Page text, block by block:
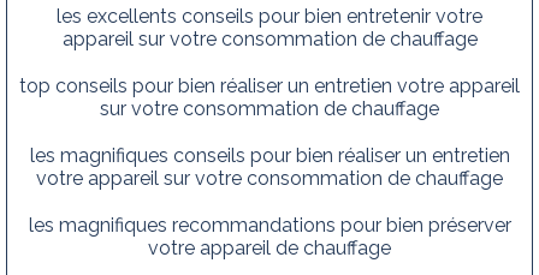
les excellents conseils pour bien entretenir votre
appareil sur votre consommation de chauffage
top conseils pour bien réaliser un entretien votre appareil
sur votre consommation de chauffage
les magnifiques conseils pour bien réaliser un entretien
votre appareil sur votre consommation de chauffage
les magnifiques recommandations pour bien préserver
votre appareil de chauffage